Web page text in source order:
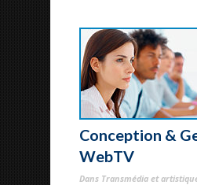
Conception &
WebTV
Dans Transmédia et